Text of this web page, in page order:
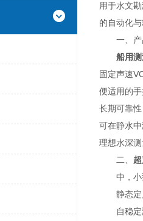
用于水文
的自动化
一、产
船用
固定声速
便适用的
长期可靠
可在静水
理想水深
二、
中，小
静态定
自稳定测